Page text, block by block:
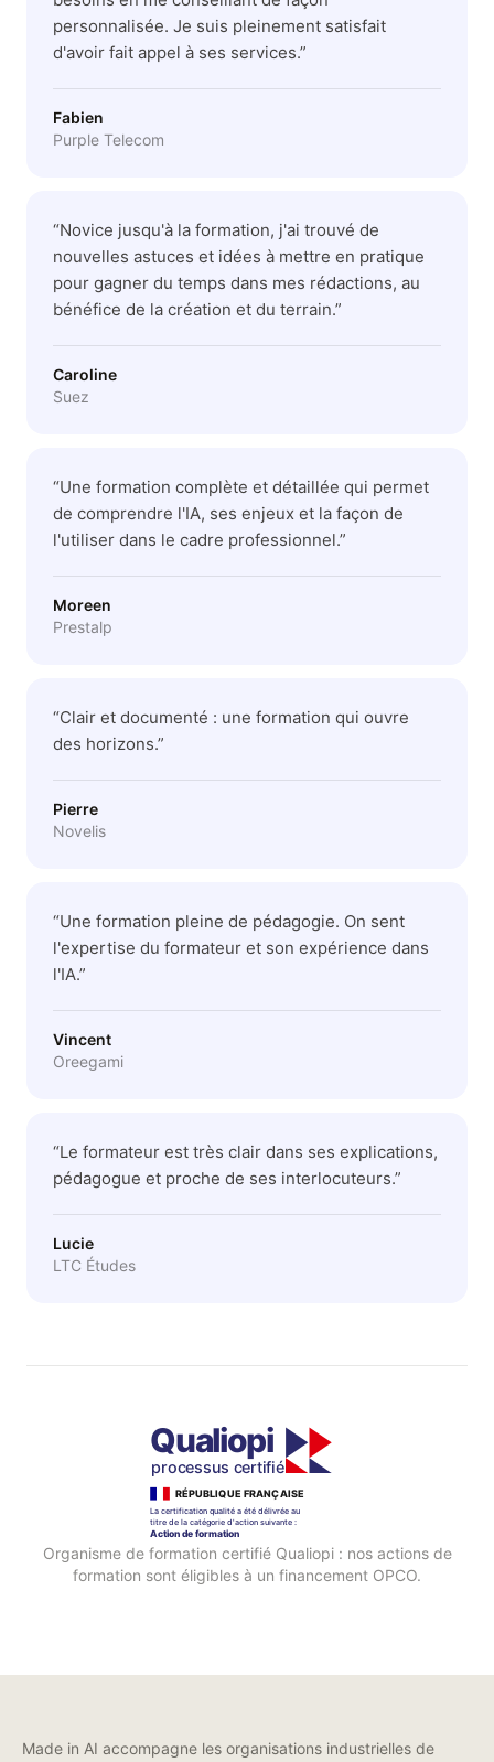
personnalisée. Je suis pleinement satisfait
d'avoir fait appel à ses services.”
Fabien
Purple Telecom
“Novice jusqu'à la formation, j'ai trouvé de
nouvelles astuces et idées à mettre en pratique
pour gagner du temps dans mes rédactions, au
bénéfice de la création et du terrain.”
Caroline
Suez
“Une formation complète et détaillée qui permet
de comprendre l'IA, ses enjeux et la façon de
l'utiliser dans le cadre professionnel.”
Moreen
Prestalp
“Clair et documenté : une formation qui ouvre
des horizons.”
Pierre
Novelis
“Une formation pleine de pédagogie. On sent
l'expertise du formateur et son expérience dans
l'IA.”
Vincent
Oreegami
“Le formateur est très clair dans ses explications,
pédagogue et proche de ses interlocuteurs.”
Lucie
LTC Études
Organisme de formation certifié Qualiopi : nos actions de
formation sont éligibles à un financement OPCO.
Made in AI accompagne les organisations industrielles de